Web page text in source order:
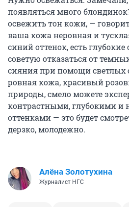
появляться много
освежить тон кожи, —
ваша кожа неровная и
синий оттенок, есть
советую отказаться от
сияния при помощи светлых
ровная кожа, красивый
природы, смело можете
контрастными, глубокими
оттенками — это будет
дерзко, молодежно.
Алёна Золотухина
Журналист НГС